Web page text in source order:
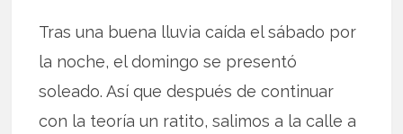
Tras una buena lluvia caída el sábado por
la noche, el domingo se presentó
soleado. Así que después de continuar
con la teoría un ratito, salimos a la calle a